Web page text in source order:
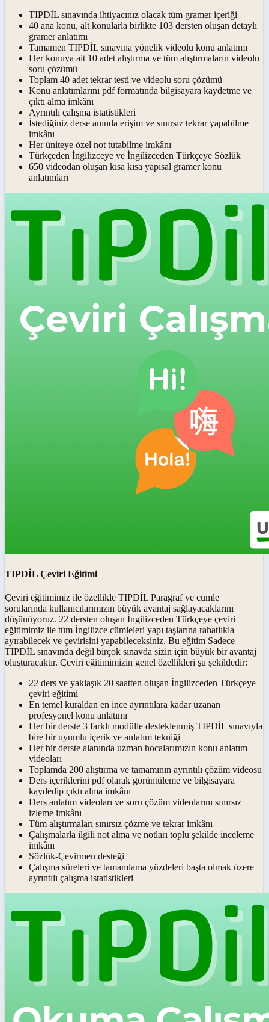
TIPDİL sınavında ihtiyacınız olacak tüm gramer içeriği
40 ana konu, alt konularla birlikte 103 dersten oluşan detaylı
gramer anlatımı
Tamamen TIPDİL sınavına yönelik videolu konu anlatımı
Her konuya ait 10 adet alıştırma ve tüm alıştırmaların videolu
soru çözümü
Toplam 40 adet tekrar testi ve videolu soru çözümü
Konu anlatımlarını pdf formatında bilgisayara kaydetme ve
çıktı alma imkânı
Ayrıntılı çalışma istatistikleri
İstediğiniz derse anında erişim ve sınırsız tekrar yapabilme
imkânı
Her üniteye özel not tutabilme imkânı
Türkçeden İngilizceye ve İngilizceden Türkçeye Sözlük
650 videodan oluşan kısa kısa yapısal gramer konu
anlatımları
TIPDİL Çeviri Eğitimi
Çeviri eğitimimiz ile özellikle TIPDİL Paragraf ve cümle
sorularında kullanıcılarımızın büyük avantaj sağlayacaklarını
düşünüyoruz. 22 dersten oluşan İngilizceden Türkçeye çeviri
eğitimimiz ile tüm İngilizce cümleleri yapı taşlarına rahatlıkla
ayırabilecek ve çevirisini yapabileceksiniz. Bu eğitim Sadece
TIPDİL sınavında değil birçok sınavda sizin için büyük bir avantaj
oluşturacaktır. Çeviri eğitimimizin genel özellikleri şu şekildedir:
22 ders ve yaklaşık 20 saatten oluşan İngilizceden Türkçeye
çeviri eğitimi
En temel kuraldan en ince ayrıntılara kadar uzanan
profesyonel konu anlatımı
Her bir derste 3 farklı modülle desteklenmiş TIPDİL sınavıyla
bire bir uyumlu içerik ve anlatım tekniği
Her bir derste alanında uzman hocalarımızın konu anlatım
videoları
Toplamda 200 alıştırma ve tamamının ayrıntılı çözüm videosu
Ders içeriklerini pdf olarak görüntüleme ve bilgisayara
kaydedip çıktı alma imkânı
Ders anlatım videoları ve soru çözüm videolarını sınırsız
izleme imkânı
Tüm alıştırmaları sınırsız çözme ve tekrar imkânı
Çalışmalarla ilgili not alma ve notları toplu şekilde inceleme
imkânı
Sözlük-Çevirmen desteği
Çalışma süreleri ve tamamlama yüzdeleri başta olmak üzere
ayrıntılı çalışma istatistikleri